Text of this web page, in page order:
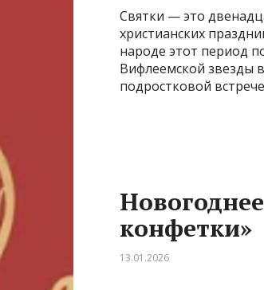
Святки — это
христианских
народе этот период
Вифлеемской звезды
подростковой
конфетки»
13.01.2026